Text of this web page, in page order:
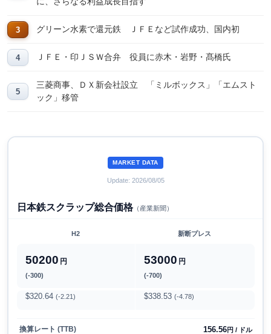
グリーン水素で還元鉄 ＪＦＥなど試作成功、国内初
ＪＦＥ・印ＪＳＷ合弁 役員に赤木・岩野・髙橋氏
三菱商事、ＤＸ新会社設立 「ミルボックス」「エムスト
ック」移管
MARKET DATA
Update: 2026/08/05
日本鉄スクラップ総合価格（産業新聞）
H2 新断プレス
50200 円
(-300)
53000 円
(-700)
$320.64 (-2.21) $338.53 (-4.78)
換算レート (TTB) 156.56円 / ドル